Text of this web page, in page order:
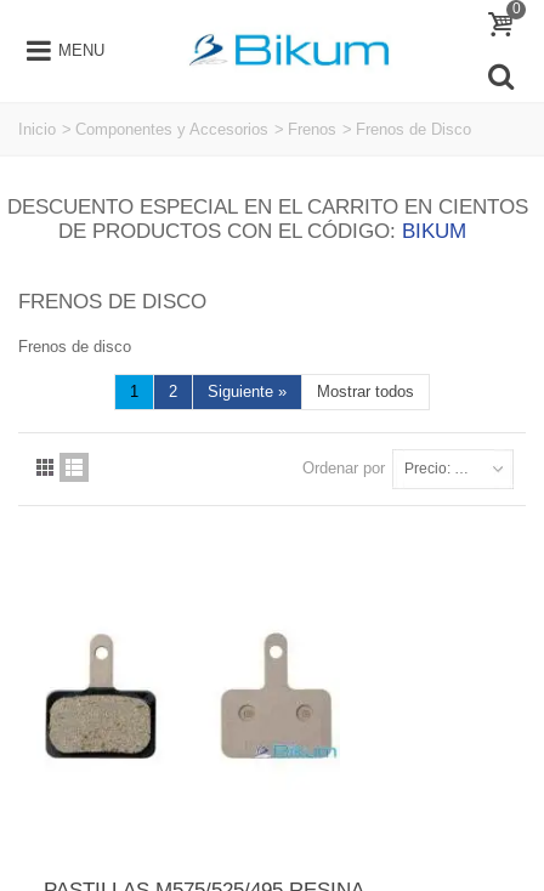
MENU
0
Inicio > Componentes y Accesorios > Frenos > Frenos de Disco
DESCUENTO ESPECIAL EN EL CARRITO EN CIENTOS
DE PRODUCTOS CON EL CÓDIGO: BIKUM
FRENOS DE DISCO
Frenos de disco
1 2 Siguiente» Mostrar todos
Ordenar por Precio: más baratos primero